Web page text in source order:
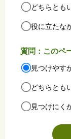
どちらとも
役に立たな
質問：このペ
見つけやす
どちらとも
見つけにく